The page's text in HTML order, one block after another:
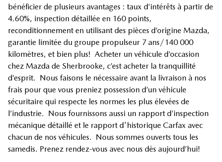
bénéficier de plusieurs avantages : taux d’intérêts à partir de
4.60%, inspection détaillée en 160 points,
reconditionnement en utilisant des pièces d’origine Mazda,
garantie limitée du groupe propulseur 7 ans/140 000
kilomètres, et bien plus! Acheter un véhicule d’occasion
chez Mazda de Sherbrooke, c’est acheter la tranquillité
d’esprit. Nous faisons le nécessaire avant la livraison à nos
frais pour que vous preniez possession d’un véhicule
sécuritaire qui respecte les normes les plus élevées de
l’industrie. Nous fournissons aussi un rapport d’inspection
mécanique détaillé et le rapport d'historique Carfax avec
chacun de nos véhicules. Nous sommes ouverts tous les
samedis. Prenez rendez-vous avec nous dès aujourd’hui!